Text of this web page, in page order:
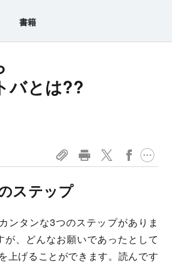
書籍
バとは??
ステップ
ンタンな3つのステップがありま
、どんなお願いであったとして
上げることができます。読んです